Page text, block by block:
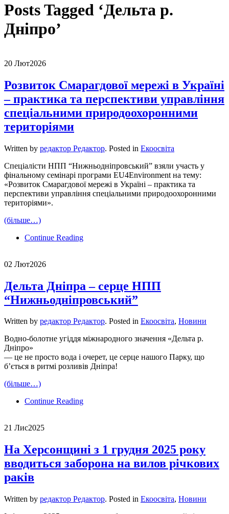
Posts Tagged ‘Дельта р.
Дніпро’
20 Лют2026
Розвиток Смарагдової мережі в Україні
– практика та перспективи управління
спеціальними природоохоронними
територіями
Written by редактор Редактор. Posted in Екоосвіта
Спеціалісти НПП “Нижньодніпровський” взяли участь у
фінальному семінарі програми EU4Environment на тему:
«Розвиток Смарагдової мережі в Україні – практика та
перспективи управління спеціальними природоохоронними
територіями».
(більше…)
Continue Reading
02 Лют2026
Дельта Дніпра – серце НПП
“Нижньодніпровський”
Written by редактор Редактор. Posted in Екоосвіта, Новини
Водно-болотне угіддя міжнародного значення «Дельта р.
Дніпро»
— це не просто вода і очерет, це серце нашого Парку, що
б’ється в ритмі розливів Дніпра!
(більше…)
Continue Reading
21 Лис2025
На Херсонщині з 1 грудня 2025 року
вводиться заборона на вилов річкових
раків
Written by редактор Редактор. Posted in Екоосвіта, Новини